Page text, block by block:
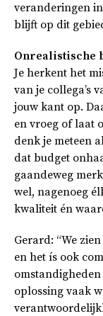
veranderingen
blijft op dit
Onrealistische
Je herkent het
van je collega’s
jouw kant op.
en vroeg of laat
denk je meteen
dat budget
gaandeweg
wel, nagenoeg
kwaliteit én
Gerard: “We
en het ís ook
oplossing vaak